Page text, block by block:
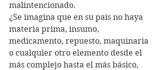
malintencionado.
¿Se imagina que en su país no haya
materia prima, insumo,
medicamento, repuesto, maquinaria
o cualquier otro elemento desde el
más complejo hasta el más básico,